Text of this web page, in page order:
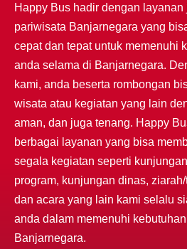
Happy Bus hadir dengan
pariwisata Banjarnegara yang
cepat dan tepat untuk memenuhi
anda selama di Banjarnegara.
kami, anda beserta rombongan
wisata atau kegiatan yang lain
aman, dan juga tenang. Happy
berbagai layanan yang bisa
segala kegiatan seperti
program, kunjungan dinas,
dan acara yang lain kami selalu
anda dalam memenuhi
Banjarnegara.